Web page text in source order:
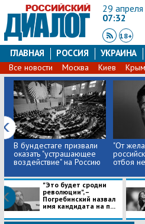
29
07:32
18+
ГЛАВНАЯ РОССИЯ УКРАИНА
Все новости Москва Киев Крым
В бундестаге призвали
оказать "устрашающее
воздействие" на Россию
​"От
отбоя
"Это будет сродни
революции", –
Погребинский назвал
имя кандидата на п...